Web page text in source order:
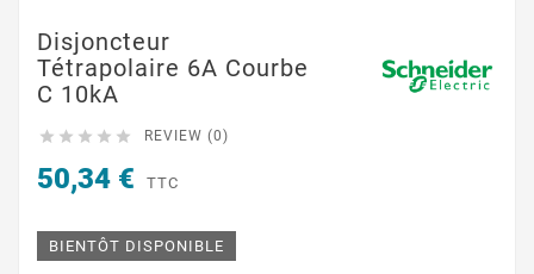
Disjoncteur
Tétrapolaire 6A Courbe
C 10kA
     REVIEW (0)
50,34 € TTC
BIENTÔT DISPONIBLE